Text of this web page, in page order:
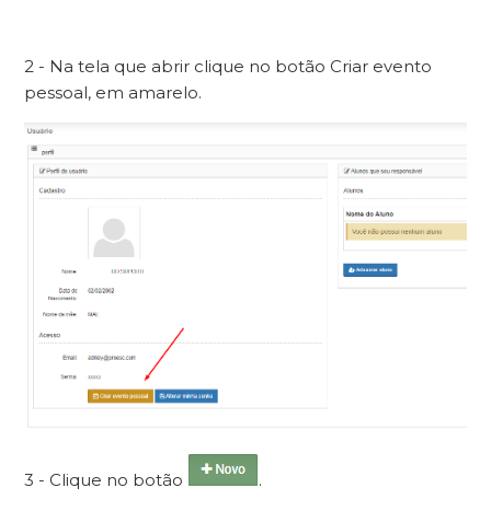
2 - Na tela que abrir clique no botão Criar evento
pessoal, em amarelo.
3 - Clique no botão .